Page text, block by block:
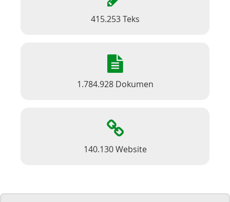
415.253 Teks
1.784.928 Dokumen
140.130 Website